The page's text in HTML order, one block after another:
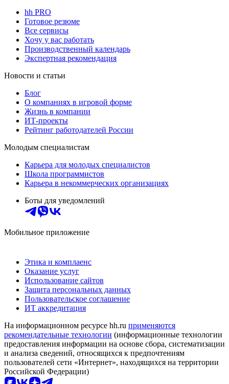
hh PRO
Готовое резюме
Все сервисы
Хочу у вас работать
Производственный календарь
Экспертная рекомендация
Новости и статьи
Блог
О компаниях в игровой форме
Жизнь в компании
ИТ-проекты
Рейтинг работодателей России
Молодым специалистам
Карьера для молодых специалистов
Школа программистов
Карьера в некоммерческих организациях
Боты для уведомлений
Мобильное приложение
Этика и комплаенс
Оказание услуг
Использование сайтов
Защита персональных данных
Пользовательское соглашение
ИТ аккредитация
На информационном ресурсе hh.ru применяются
рекомендательные технологии (информационные технологии
предоставления информации на основе сбора, систематизации
и анализа сведений, относящихся к предпочтениям
пользователей сети «Интернет», находящихся на территории
Российской Федерации)